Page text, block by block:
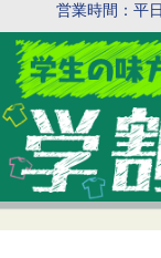
営業時間：平